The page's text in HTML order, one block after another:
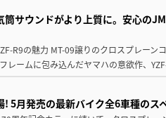
サウンドがより上質に。安心の
R9の魅力 MT-09譲りのクロスプレーン
レームに包み込んだヤマハの意欲作、
5月発売の最新バイク全6車種のス